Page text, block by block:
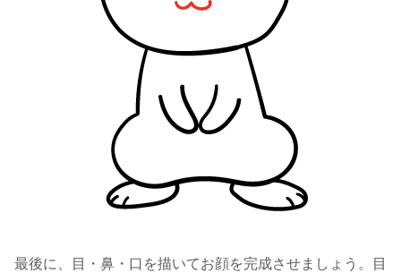
最後に、目・鼻・口を描いてお顔を完成させましょう。目